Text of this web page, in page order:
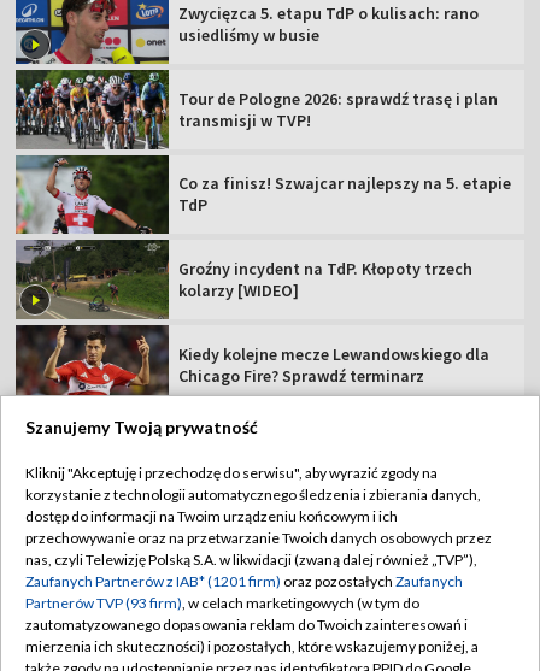
Zwycięzca 5. etapu TdP o kulisach: rano
usiedliśmy w busie
Tour de Pologne 2026: sprawdź trasę i plan
transmisji w TVP!
Co za finisz! Szwajcar najlepszy na 5. etapie
TdP
Groźny incydent na TdP. Kłopoty trzech
kolarzy [WIDEO]
Kiedy kolejne mecze Lewandowskiego dla
Chicago Fire? Sprawdź terminarz
TVP
Abonament TVP
Sklep TVP
Biuro Reklamy
Oferta Handlowa
Regulamin TVP
Polityka prywatności
Moje zgody
Biuro reklamy
Szanujemy Twoją prywatność
Kliknij "Akceptuję i przechodzę do serwisu", aby wyrazić zgody na
korzystanie z technologii automatycznego śledzenia i zbierania danych,
dostęp do informacji na Twoim urządzeniu końcowym i ich
przechowywanie oraz na przetwarzanie Twoich danych osobowych przez
nas, czyli Telewizję Polską S.A. w likwidacji (zwaną dalej również „TVP”),
Zaufanych Partnerów z IAB* (1201 firm) oraz pozostałych Zaufanych
Partnerów TVP (93 firm), w celach marketingowych (w tym do
zautomatyzowanego dopasowania reklam do Twoich zainteresowań i
mierzenia ich skuteczności) i pozostałych, które wskazujemy poniżej, a